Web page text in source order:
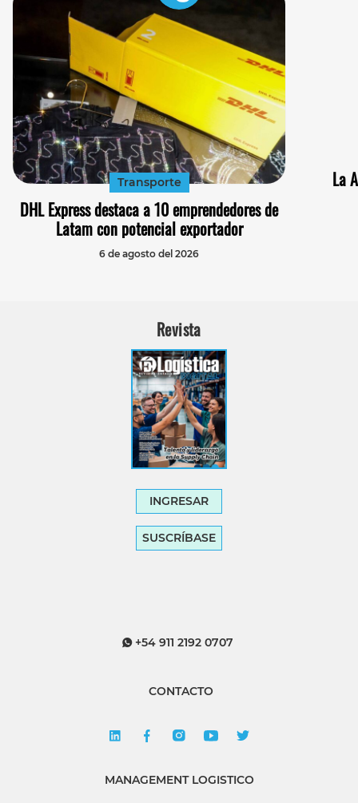
Transporte
DHL Express destaca a 10 emprendedores de
Latam con potencial exportador
6 de agosto del 2026
La
Revista
INGRESAR
SUSCRÍBASE
+54 911 2192 0707
CONTACTO
MANAGEMENT LOGISTICO